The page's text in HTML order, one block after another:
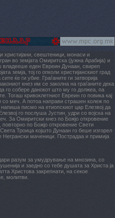
христијани, свештеници, монаси и
во земјата Омиритска (јужна Арабија) и
владееше еден Евреин Дунаан, свиреп
земја, тој го опколи христијанскиот град
ќе ги убие. Граѓаните ги затворија
кнез им се заколна на граѓаните дека
го собере данокот што му го должеа, па
Тогаш кривоклетниот Евреин го повика кај
со меч. А потоа направи страшен колеж по
писмо на етиопскиот цар Елезвој да
го послуша Јустин, удри со војска на
За Омиритски кнез по Божјо откровение
по Божјо откровение Свети
Троица којшто Дунаан го беше изгорел
Негрански маченици. Пострадаа и примија
разум за умудрување на мнозина, со
и заедно со тебе душата за Христа ја
Христова закрепнати, на секое
молитви.